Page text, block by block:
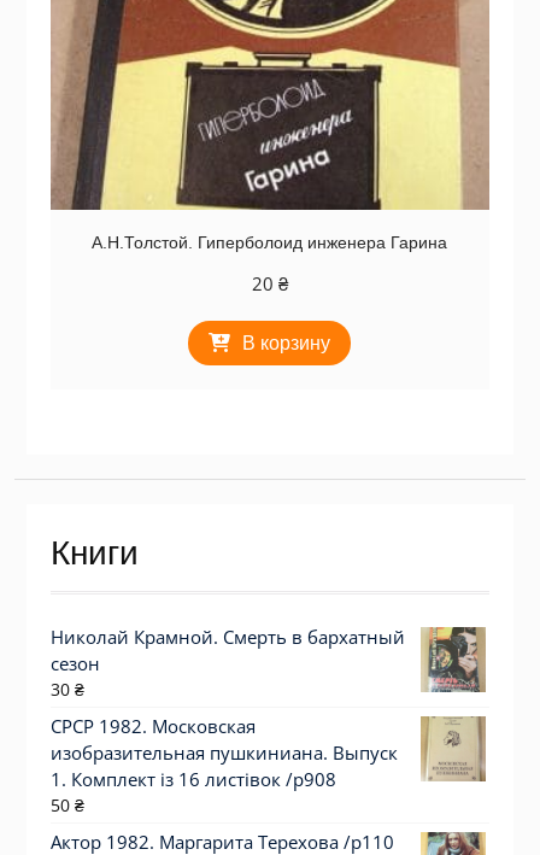
А.Н.Толстой. Гиперболоид инженера Гарина
20 ₴
В корзину
Книги
Николай Крамной. Смерть в бархатный
сезон
30 ₴
СРСР 1982. Московская
изобразительная пушкиниана. Выпуск
1. Комплект із 16 листівок /р908
50 ₴
Актор 1982. Маргарита Терехова /p110